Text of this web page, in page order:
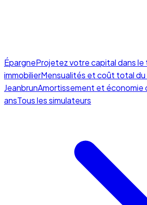
ÉpargneProjetez votre capital dans le
immobilierMensualités et coût total
JeanbrunAmortissement et économie
ansTous les simulateurs